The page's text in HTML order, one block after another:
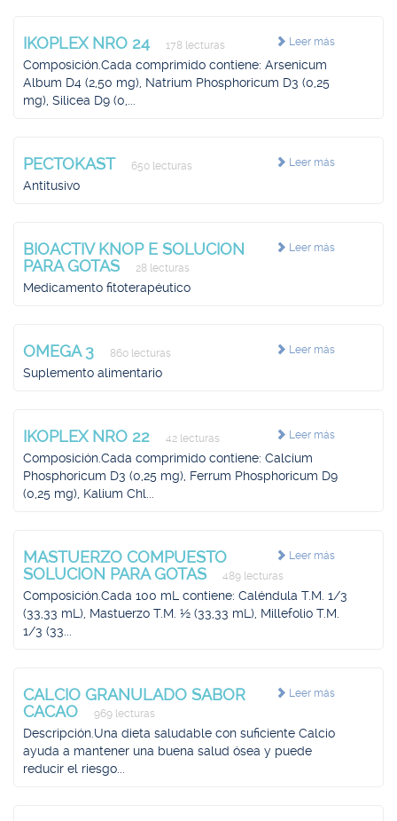
Leer más
IKOPLEX NRO 24 178 lecturas
Composición.Cada comprimido contiene: Arsenicum
Album D4 (2,50 mg), Natrium Phosphoricum D3 (0,25
mg), Silicea D9 (0,...
Leer más
PECTOKAST 650 lecturas
Antitusivo
Leer más
BIOACTIV KNOP E SOLUCION
PARA GOTAS
28 lecturas
Medicamento fitoterapéutico
Leer más
OMEGA 3 860 lecturas
Suplemento alimentario
Leer más
IKOPLEX NRO 22 42 lecturas
Composición.Cada comprimido contiene: Calcium
Phosphoricum D3 (0,25 mg), Ferrum Phosphoricum D9
(0,25 mg), Kalium Chl...
Leer más
MASTUERZO COMPUESTO
SOLUCION PARA GOTAS
489 lecturas
Composición.Cada 100 mL contiene: Caléndula T.M. 1/3
(33,33 mL), Mastuerzo T.M. ½ (33,33 mL), Millefolio T.M.
1/3 (33...
Leer más
CALCIO GRANULADO SABOR
CACAO
969 lecturas
Descripción.Una dieta saludable con suficiente Calcio
ayuda a mantener una buena salud ósea y puede
reducir el riesgo...